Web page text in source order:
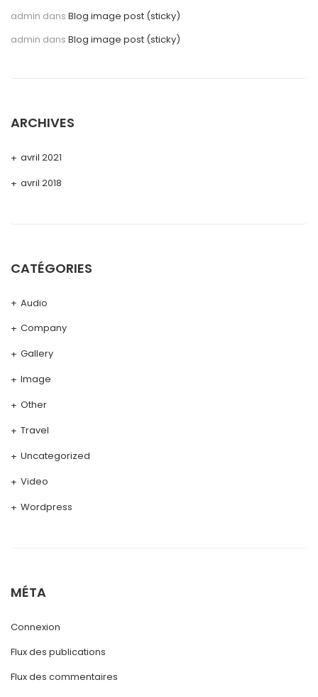
admin dans Blog image post (sticky)
admin dans Blog image post (sticky)
ARCHIVES
avril 2021
avril 2018
CATÉGORIES
Audio
Company
Gallery
Image
Other
Travel
Uncategorized
Video
Wordpress
MÉTA
Connexion
Flux des publications
Flux des commentaires